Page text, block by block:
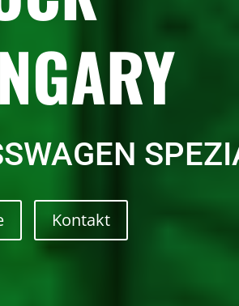
Kontakt